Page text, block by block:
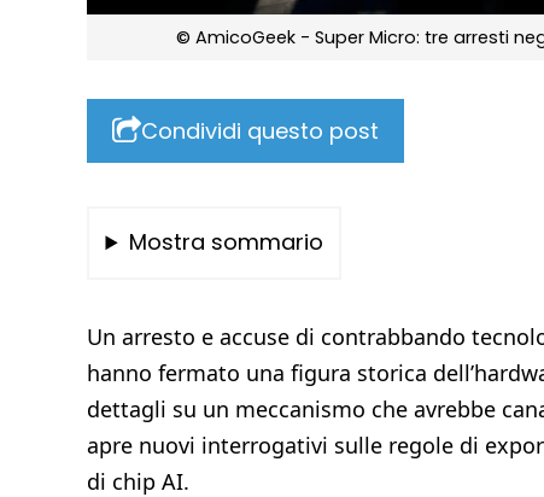
© AmicoGeek - Super Micro: tre arresti
Condividi questo post
Mostra sommario
Un arresto e accuse di contrabbando
hanno fermato una figura storica
dettagli su un meccanismo che avrebbe
apre nuovi interrogativi sulle regole di
di chip AI.